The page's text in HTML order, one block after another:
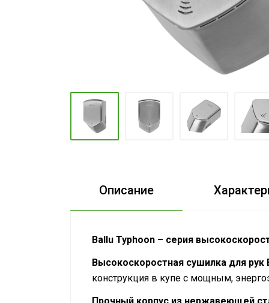
Описание
Ballu Typhoon – серия
Высокоскоростная сушилка для рук
конструкция в купе с мощным,